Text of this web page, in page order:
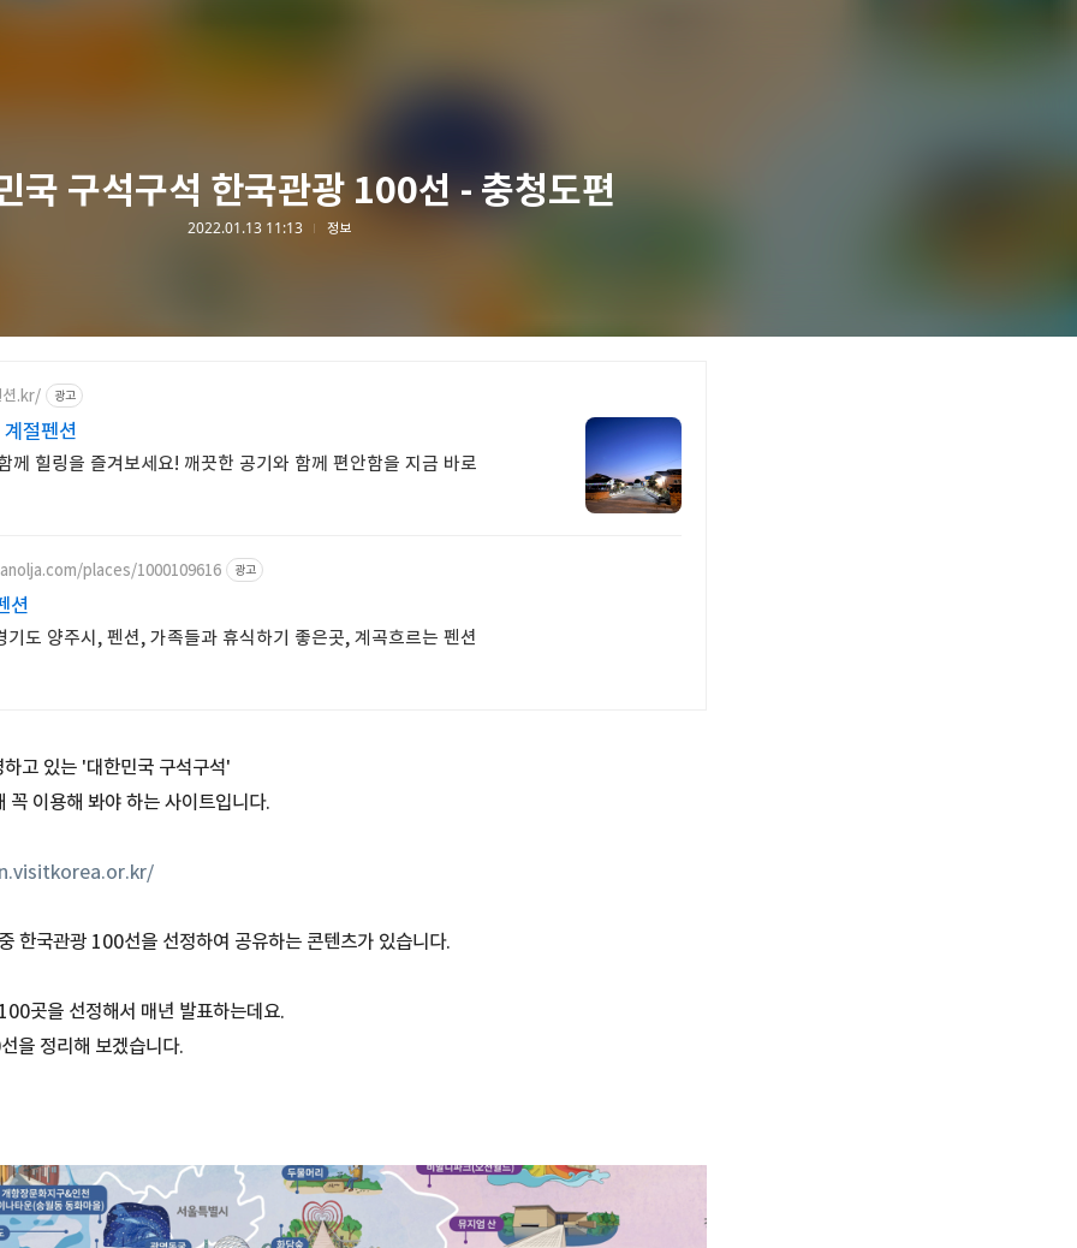
국 구석구석 한국관광 100선 - 충청도편
2022.01.13 11:13 정보
.kr/ 광고
절펜션
께 힐링을 즐겨보세요! 깨끗한 공기와 함께 편안함을 지금 바로
places/1000109616 광고
션
기도 양주시, 펜션, 가족들과 휴식하기 좋은곳, 계곡흐르는 펜션
고 있는 '대한민국 구석구석'
꼭 이용해 봐야 하는 사이트입니다.
한국관광 100선을 선정하여 공유하는 콘텐츠가 있습니다.
곳을 선정해서 매년 발표하는데요.
을 정리해 보겠습니다.